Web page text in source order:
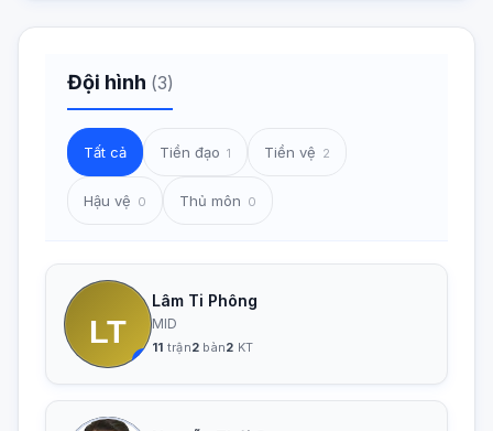
Đội hình (3)
Tất cả Tiền đạo 1 Tiền vệ 2
Hậu vệ 0 Thủ môn 0
LT
Lâm Ti Phông
MID
11 trận2bàn2 KT